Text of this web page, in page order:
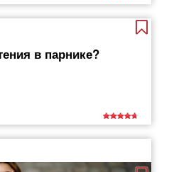
в парнике?